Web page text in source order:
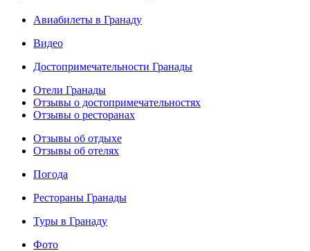
Авиабилеты в Гранаду
Видео
Достопримечательности Гранады
Отели Гранады
Отзывы о достопримечательностях
Отзывы о ресторанах
Отзывы об отдыхе
Отзывы об отелях
Погода
Рестораны Гранады
Туры в Гранаду
Фото